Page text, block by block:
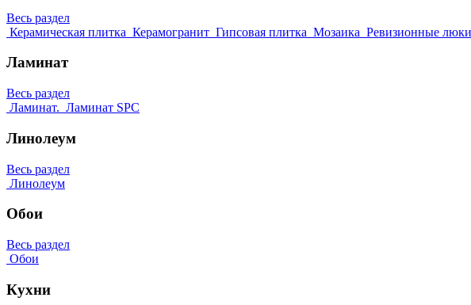
Весь раздел
Керамическая плитка Керамогранит Гипсовая плитка Мозаика Ревизионные люки
Ламинат
Весь раздел
Ламинат. Ламинат SPC
Линолеум
Весь раздел
Линолеум
Обои
Весь раздел
Обои
Кухни